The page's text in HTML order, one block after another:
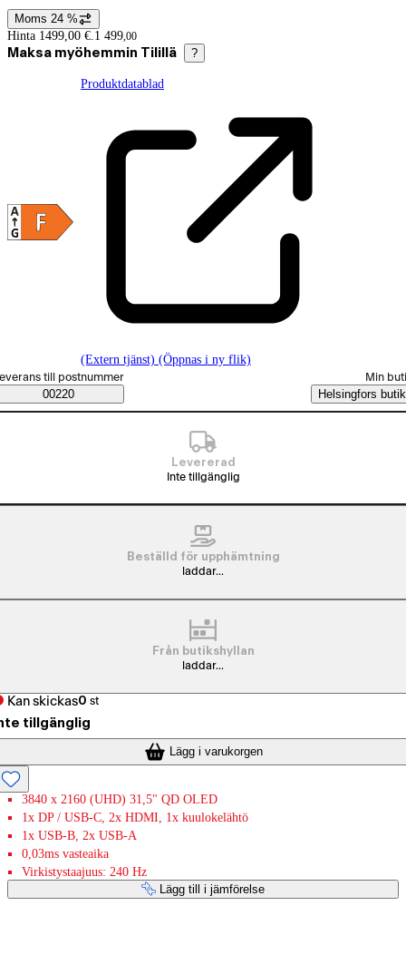
Prisinformation
Moms 24 %
Hinta 1499,00 €. 1 499,00
Maksa myöhemmin Tilillä ?
Produktdatablad
(Extern tjänst) (Öppnas i ny flik)
Saatavuustiedot
beställningssätt
till postnummer
00220
Min
Helsingfors butik
Levererad
Inte tillgänglig
Beställd för upphämtning
laddar...
Från butikshyllan
laddar...
Kan skickas0 st
tillgänglig
Lägg i varukorgen
3840 x 2160 (UHD) 31,5" QD OLED
1x DP / USB-C, 2x HDMI, 1x kuulokelähtö
1x USB-B, 2x USB-A
0,03ms vasteaika
Virkistystaajuus: 240 Hz
Lägg till i jämförelse